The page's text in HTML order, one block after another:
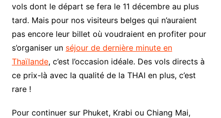
vols dont le départ se fera le 11 décembre au plus
tard. Mais pour nos visiteurs belges qui n’auraient
pas encore leur billet où voudraient en profiter pour
s’organiser un séjour de dernière minute en
Thaïlande, c’est l’occasion idéale. Des vols directs à
ce prix-là avec la qualité de la THAI en plus, c’est
rare !
Pour continuer sur Phuket, Krabi ou Chiang Mai,